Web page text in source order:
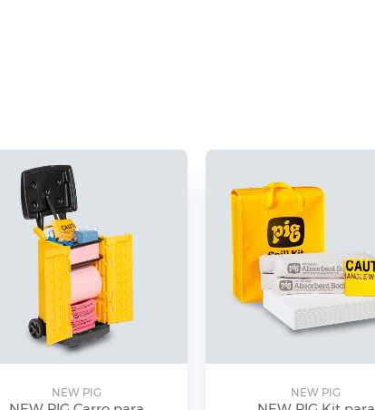
NEW PIG NEW PIG